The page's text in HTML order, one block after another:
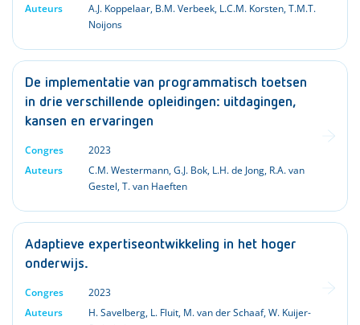
Auteurs
A.J. Koppelaar, B.M. Verbeek, L.C.M. Korsten,T.M.T.
Noijons
De implementatie van programmatisch toetsen
in drie verschillende opleidingen: uitdagingen,
kansen en ervaringen
Congres
2023
Auteurs
C.M. Westermann,G.J. Bok, L.H. de Jong, R.A. van
Gestel,T. van Haeften
Adaptieve expertiseontwikkeling in het hoger
onderwijs.
Congres
2023
Auteurs
H. Savelberg, L. Fluit, M. van der Schaaf,W. Kuijer-